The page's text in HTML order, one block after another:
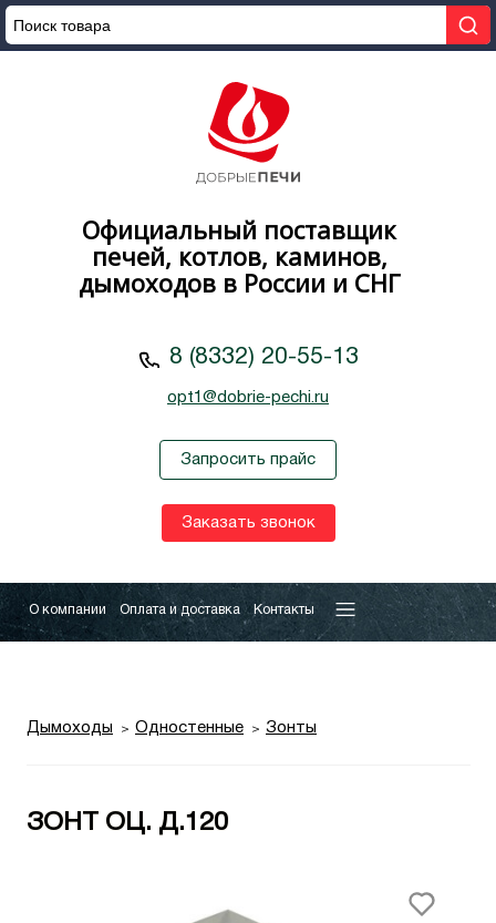
Официальный поставщик
печей, котлов, каминов,
дымоходов в России и СНГ
8 (8332) 20-55-13
opt1@dobrie-pechi.ru
Запросить прайс
Заказать звонок
О компании Оплата и доставка Контакты
Дымоходы Одностенные Зонты
ЗОНТ ОЦ. Д.120